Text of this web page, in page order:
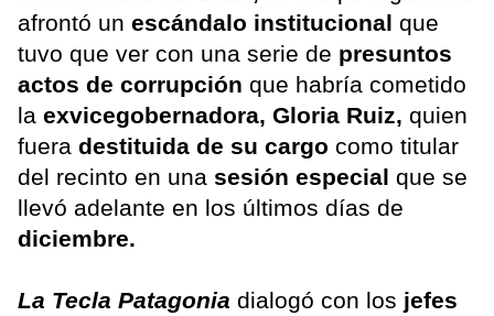
afrontó un escándalo institucional que
tuvo que ver con una serie de presuntos
actos de corrupción que habría cometido
la exvicegobernadora, Gloria Ruiz, quien
fuera destituida de su cargo como titular
del recinto en una sesión especial que se
llevó adelante en los últimos días de
diciembre.
La Tecla Patagonia dialogó con los jefes